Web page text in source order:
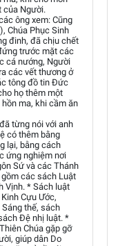
của Người.
ông xem: Cũng
Chúa Phục Sinh
đinh, đã chịu chết
trước mặt các
cá nướng, Người
các vết thương ở
tông đồ tin Đức
họ thêm một
ma, khi cầm ăn
từng nói với anh
có thêm bằng
lại, bằng cách
ứng nghiệm nơi
Sứ và các Thánh
gồm các sách Luật
Vịnh. * Sách luật
Cựu Ước,
thế, sách
Đệ nhị luật. *
Chúa gặp gỡ
giúp dân Do